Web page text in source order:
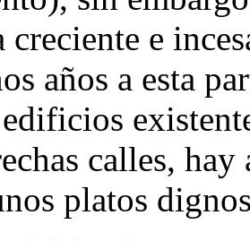
creciente e
años a esta
calles,
platos